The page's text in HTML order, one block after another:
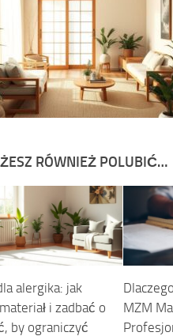
RÓWNIEŻ POLUBIĆ…
alergika: jak
i zadbać o
by ograniczyć
MZM